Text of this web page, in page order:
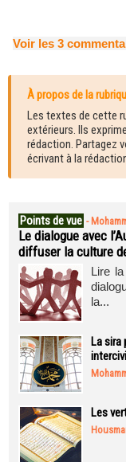
Voir les 3
À propos de la
Les textes de cette
extérieurs. Ils
rédaction. Partagez
écrivant à la
Points de vue -
Le dialogue avec
diffuser la culture
Lire
la...
La sira
Les